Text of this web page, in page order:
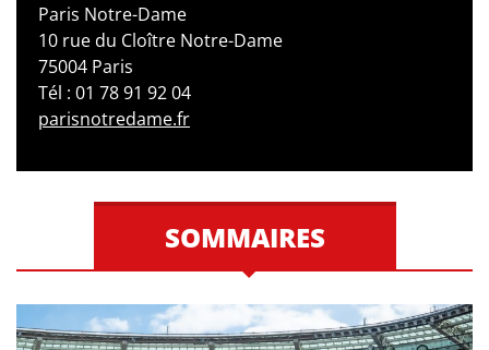
Paris Notre-Dame
10 rue du Cloître Notre-Dame
75004 Paris
Tél : 01 78 91 92 04
parisnotredame.fr
SOMMAIRES